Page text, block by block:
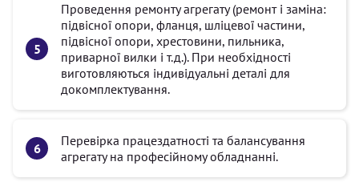
Проведення ремонту агрегату (ремонт і заміна:
підвісної опори, фланця, шліцевої частини,
підвісної опори, хрестовини, пильника,
приварної вилки і т.д.). При необхідності
виготовляються індивідуальні деталі для
докомплектування.
Перевірка працездатності та балансування
агрегату на професійному обладнанні.